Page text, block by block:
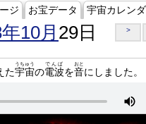
ジ お宝データ 宇宙カレン
10月 29日 >
た宇宙
うちゅう
の電波
でんぱ
を音
おと
にしました。